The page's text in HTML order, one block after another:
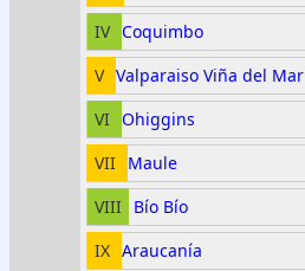
IV Coquimbo
V Valparaiso Viña del Mar
VI Ohiggins
VII Maule
VIII
Bío Bío
IX Araucanía